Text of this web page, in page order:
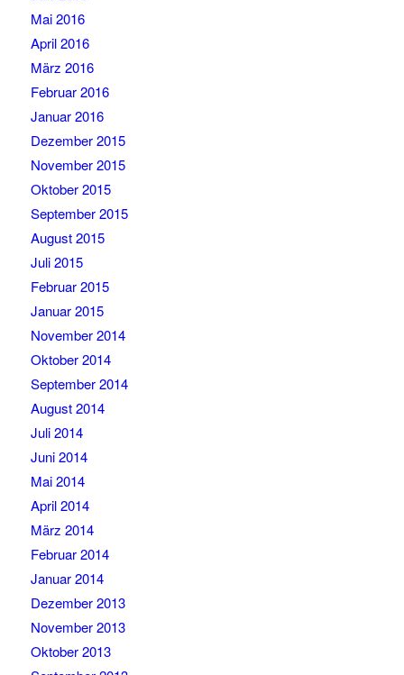
Mai 2016
April 2016
März 2016
Februar 2016
Januar 2016
Dezember 2015
November 2015
Oktober 2015
September 2015
August 2015
Juli 2015
Februar 2015
Januar 2015
November 2014
Oktober 2014
September 2014
August 2014
Juli 2014
Juni 2014
Mai 2014
April 2014
März 2014
Februar 2014
Januar 2014
Dezember 2013
November 2013
Oktober 2013